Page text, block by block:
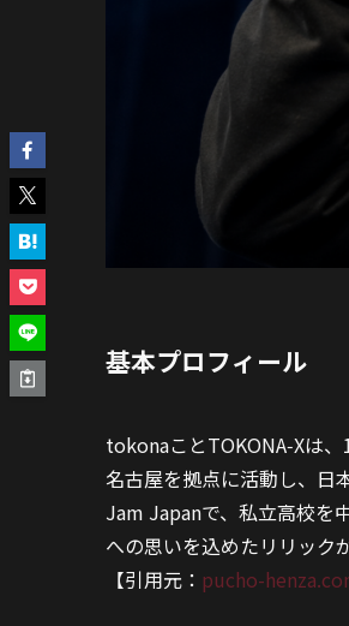
基本プロフィール
tokonaことTOKONA‑Xは
名古屋を拠点に活動し、日
Jam Japanで、私立高校を
への思いを込めたリリック
【引用元： pucho-